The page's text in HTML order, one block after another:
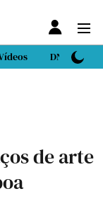
DN Sport
de arte